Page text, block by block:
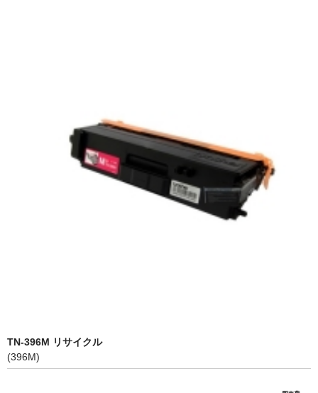
特定商取引法に基づく表示
よくある質問
トナーの種類と比較
TN-396M リサイクル
(396M)